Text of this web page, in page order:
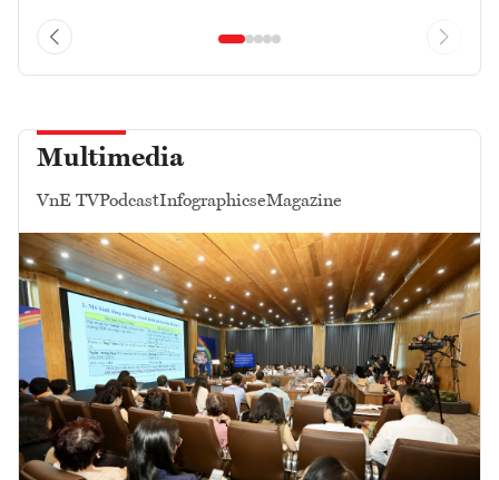
Multimedia
VnE TVPodcastInfographicseMagazine